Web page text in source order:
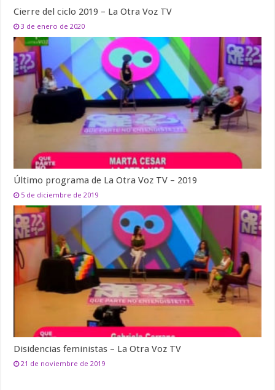
Cierre del ciclo 2019 – La Otra Voz TV
3 de enero de 2020
Último programa de La Otra Voz TV – 2019
5 de diciembre de 2019
Disidencias feministas – La Otra Voz TV
21 de noviembre de 2019